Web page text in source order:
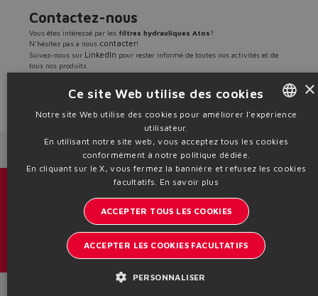
Contactez-nous
Vous êtes intéressé par les filtres hydrauliques Atos?
N’hésitez pas à nous contacter!
Suivez-nous sur LinkedIn pour rester informé de toutes nos activités et de
tous nos produits
Télécharger article complet Télécharger article synthétique
Source: PR07
Restez informé sur le monde d'Atos
Inscription à la newsletter
×
Ce site Web utilise des cookies
Notre site Web utilise des cookies pour améliorer l'expérience
utilisateur.
En utilisant notre site web, vous acceptez tous les cookies
conformément à notre politique dédiée.
En cliquant sur le X, vous fermez la bannière et refusez les cookies
facultatifs. En savoir plus
ACCEPTER TOUS LES COOKIES
ACCEPTER LES COOKIES FACULTATIFS
PERSONNALISER